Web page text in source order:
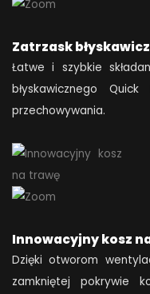
Zatrzask
Łatwe i szybkie
błyskawicznego
przechowywania.
Innowacyjny kosz
Dzięki otworom
zamkniętej pokrywie